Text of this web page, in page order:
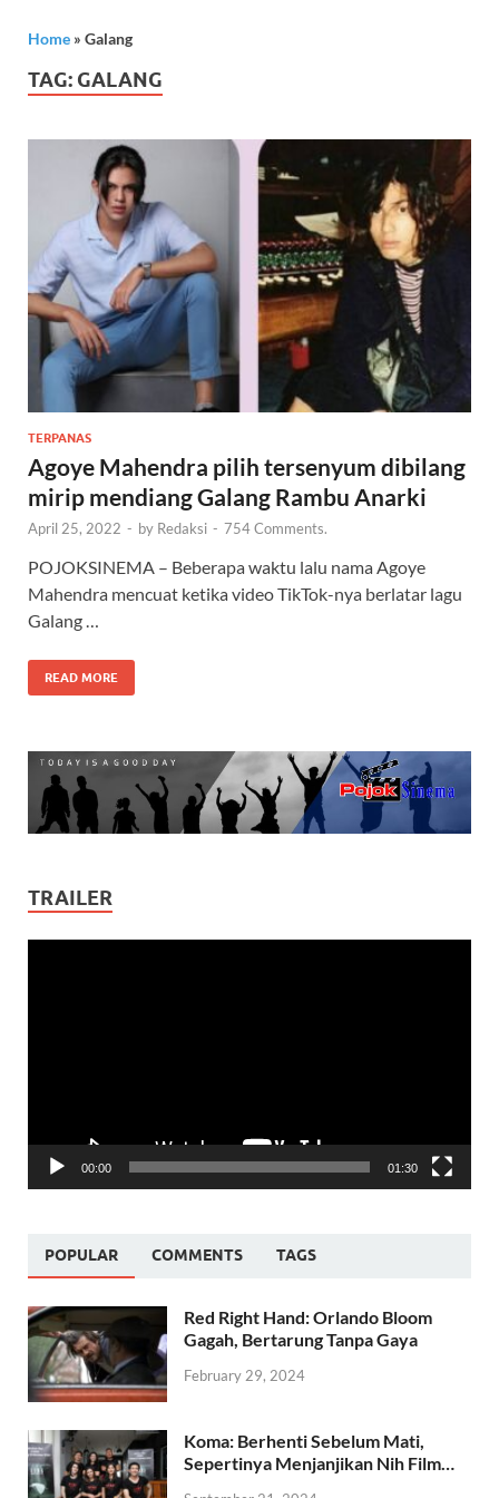
Home » Galang
TAG: GALANG
TERPANAS
Agoye Mahendra pilih tersenyum dibilang
mirip mendiang Galang Rambu Anarki
April 25, 2022 - by Redaksi - 754 Comments.
POJOKSINEMA – Beberapa waktu lalu nama Agoye
Mahendra mencuat ketika video TikTok-nya berlatar lagu
Galang …
READ MORE
TRAILER
00:00 01:30
POPULAR COMMENTS TAGS
Red Right Hand: Orlando Bloom
Gagah, Bertarung Tanpa Gaya
February 29, 2024
Koma: Berhenti Sebelum Mati,
Sepertinya Menjanjikan Nih Film…